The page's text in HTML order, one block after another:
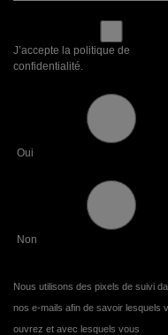
J’accepte la politique de
confidentialité.
Oui
Non
Nous utilisons des pixels de suivi
nos e-mails afin de savoir lesquels
ouvrez et avec lesquels vous